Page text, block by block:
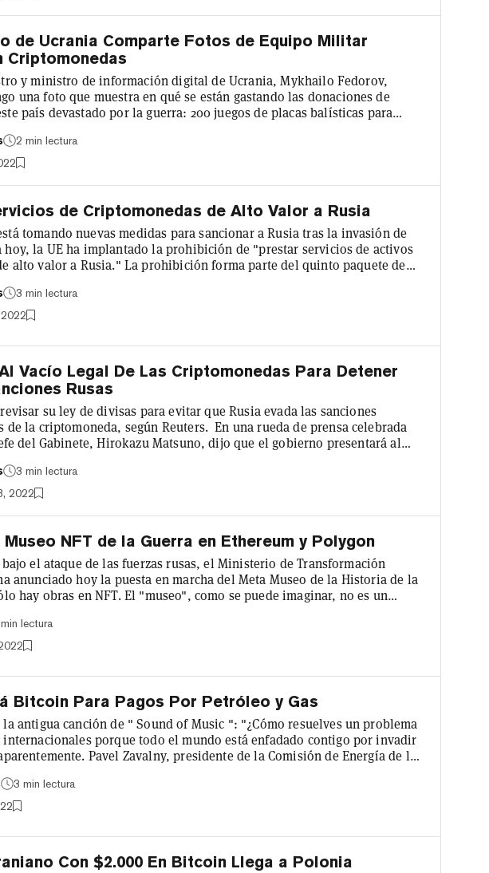
de Ucrania Comparte Fotos de Equipo Militar
Criptomonedas
y ministro de información digital de Ucrania, Mykhailo Fedorov,
una foto que muestra en qué se están gastando las donaciones de
país devastado por la guerra: 200 juegos de placas balísticas para
ucraniana". Ucrania comenzó a aceptar donaciones en
después de que Rusia invadiera el país...
2 min lectura
de Criptomonedas de Alto Valor a Rusia
tomando nuevas medidas para sancionar a Rusia tras la invasión de
hoy, la UE ha implantado la prohibición de "prestar servicios de activos
alto valor a Rusia." La prohibición forma parte del quinto paquete de
Comisión Europea acoge con satisfacción el acuerdo alcanzado hoy por
un quinto paquete de med...
3 min lectura
Vacío Legal De Las Criptomonedas Para Detener
Rusas
su ley de divisas para evitar que Rusia evada las sanciones
de la criptomoneda, según Reuters. En una rueda de prensa celebrada
del Gabinete, Hirokazu Matsuno, dijo que el gobierno presentará al
permite al gobierno aplicar la ley a intercambios de activos de
los bancos y obligarlos a examinar...
3 min lectura
2022
NFT de la Guerra en Ethereum y Polygon
el ataque de las fuerzas rusas, el Ministerio de Transformación
anunciado hoy la puesta en marcha del Meta Museo de la Historia de la
hay obras en NFT. El "museo", como se puede imaginar, no es un
de la guerra entre Rusia y Ucrania, incluyendo reflexiones
digitales ucranianos e inte...
lectura
Bitcoin Para Pagos Por Petróleo y Gas
la antigua canción de " Sound of Music ": "¿Cómo resuelves un problema
internacionales porque todo el mundo está enfadado contigo por invadir
Pavel Zavalny, presidente de la Comisión de Energía de la
para sus exportaciones de energía. Según una transcripción
que Occidente tendría que paga...
3 min lectura
Con $2.000 En Bitcoin Llega a Polonia